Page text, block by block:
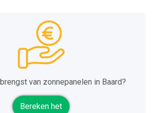
van zonnepanelen in Baard?
Bereken het